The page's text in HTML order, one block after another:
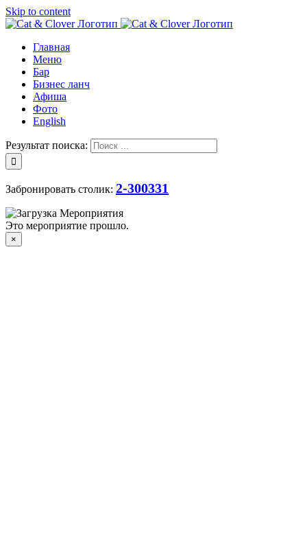
Skip to content
Главная
Меню
Бар
Бизнес ланч
Афиша
Фото
English
Результат поиска:
Забронировать столик: 2-300331
Это мероприятие прошло.
×